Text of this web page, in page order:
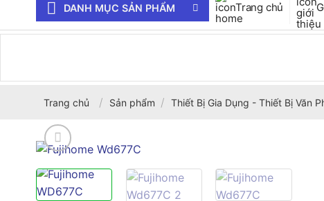
DANH MỤC SẢN PHẨM Trang chủ
Trang chủ / Sản phẩm / Thiết Bị Gia Dụng - Thiết Bị Văn